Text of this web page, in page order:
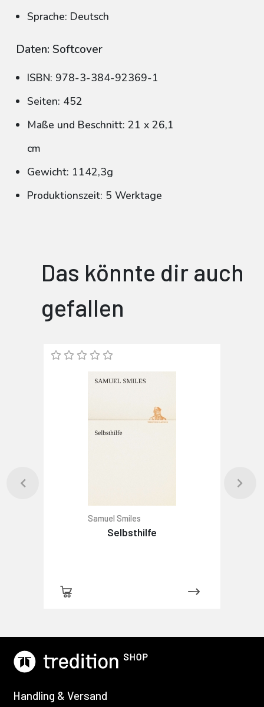
Sprache: Deutsch
Daten: Softcover
ISBN: 978-3-384-92369-1
Seiten: 452
Maße und Beschnitt: 21 x 26,1
cm
Gewicht: 1142,3g
Produktionszeit: 5 Werktage
Das könnte dir auch
gefallen
Samuel Smiles
Selbsthilfe
Handling & Versand